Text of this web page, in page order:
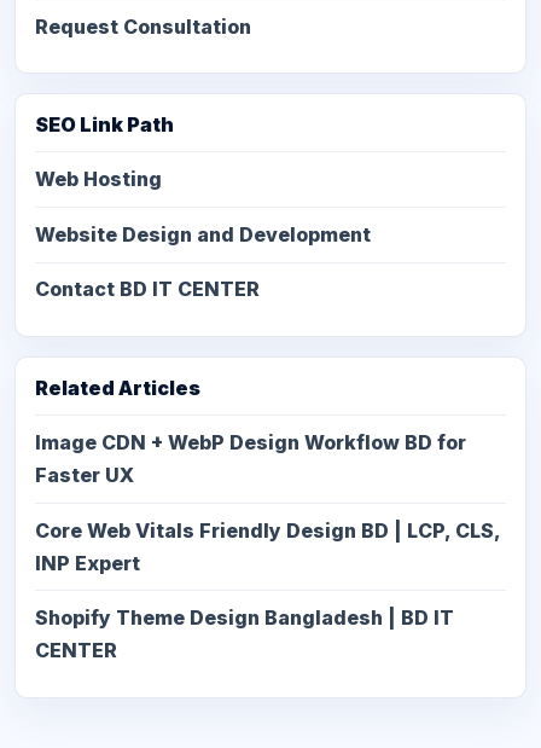
Request Consultation
SEO Link Path
Web Hosting
Website Design and Development
Contact BD IT CENTER
Related Articles
Image CDN + WebP Design Workflow BD for
Faster UX
Core Web Vitals Friendly Design BD | LCP, CLS,
INP Expert
Shopify Theme Design Bangladesh | BD IT
CENTER